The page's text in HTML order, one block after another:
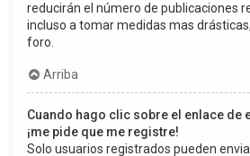
reducirán el número de publicaciones
incluso a tomar medidas mas
foro.
Arriba
Cuando hago clic sobre el enlace de
¡me pide que me registre!
Solo usuarios registrados pueden